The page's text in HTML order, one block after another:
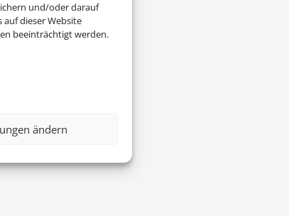
und/oder darauf
auf dieser Website
beeinträchtigt werden.
ändern